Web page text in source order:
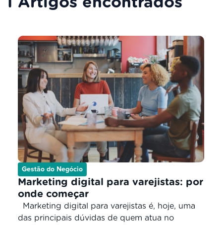
Gestão do Negócio
Marketing digital para varejistas: por
onde começar
Marketing digital para varejistas é, hoje, uma
das principais dúvidas de quem atua no